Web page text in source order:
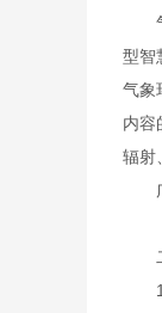
气
型智
气象
内容
辐射
广
二
1、